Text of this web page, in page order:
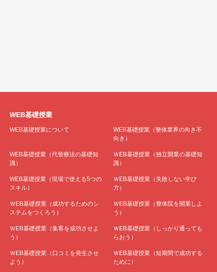
WEB基礎授業
WEB基礎授業について
WEB基礎授業（整体業界の向き不
向き）
WEB基礎授業（代替療法の基礎知
識）
ＷEB基礎授業（独立開業の基礎知
識）
WEB基礎授業（現場で使える5つの
スキル）
ＷEB基礎授業（失敗しない学び
方）
ＷEB基礎授業（成功するためのシ
ステムをつくろう）
ＷEB基礎授業（整体院を開業しよ
う）
ＷEB基礎授業（集客を成功させよ
う）
ＷEB基礎授業（しっかり通っても
らおう）
ＷEB基礎授業（口コミを発生させ
よう）
ＷEB基礎授業（短期間で成功する
ために）